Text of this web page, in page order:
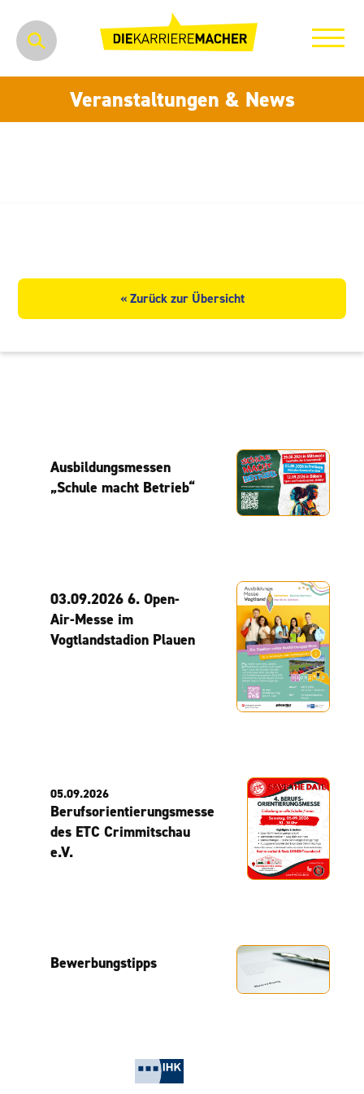
Veranstaltungen & News
« Zurück zur Übersicht
Ausbildungsmessen
„Schule macht Betrieb“
03.09.2026 6. Open-
Air-Messe im
Vogtlandstadion Plauen
05.09.2026
Berufsorientierungsmesse
des ETC Crimmitschau
e.V.
Bewerbungstipps